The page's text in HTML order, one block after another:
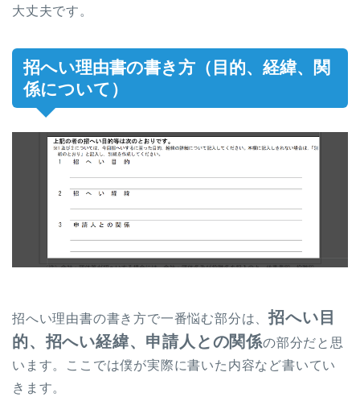
大丈夫です。
招へい理由書の書き方（目的、経緯、関
係について）
招へい理由書の書き方で一番悩む部分は、招へい目
的、招へい経緯、申請人との関係の部分だと思
います。ここでは僕が実際に書いた内容など書いてい
きます。